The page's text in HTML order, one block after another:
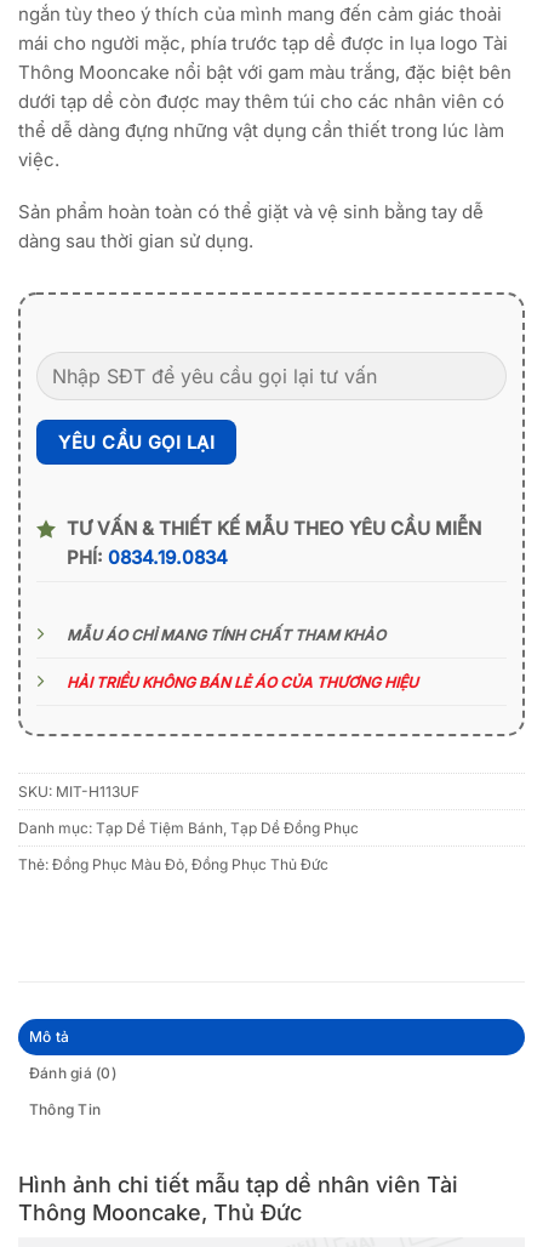
ngắn tùy theo ý thích của mình mang đến cảm giác thoải
mái cho người mặc, phía trước tạp dề được in lụa logo Tài
Thông Mooncake nổi bật với gam màu trắng, đặc biệt bên
dưới tạp dề còn được may thêm túi cho các nhân viên có
thể dễ dàng đựng những vật dụng cần thiết trong lúc làm
việc.
Sản phẩm hoàn toàn có thể giặt và vệ sinh bằng tay dễ
dàng sau thời gian sử dụng.
TƯ VẤN & THIẾT KẾ MẪU THEO YÊU CẦU MIỄN
PHÍ: 0834.19.0834
MẪU ÁO CHỈ MANG TÍNH CHẤT THAM KHẢO
HẢI TRIỀU KHÔNG BÁN LẺ ÁO CỦA THƯƠNG HIỆU
SKU: MIT-H113UF
Danh mục: Tạp Dề Tiệm Bánh Tạp Dề Đồng Phục
Thẻ: Đồng Phục Màu Đỏ Đồng Phục Thủ Đức
Mô tả
Đánh giá (0)
Thông Tin
Hình ảnh chi tiết mẫu tạp dề nhân viên Tài
Thông Mooncake, Thủ Đức